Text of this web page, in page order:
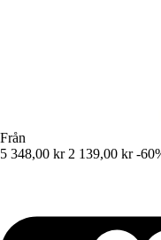
Från
5 348,00 kr 2 139,00 kr -